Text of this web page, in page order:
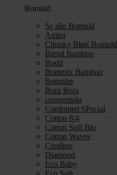
Bomuld
Se alle Bomuld
Amira
Chunky Blød Bomuld
Blend Bamboo
Bodil
Bommix Bamboo
Bomulin
Bora Bora
cenerentola
Cordonnet SPecial
Cotton 8/4
Cotton Soft Bio
Cotton Waves
Crealino
Diamond
Eco Baby
Eco Soft